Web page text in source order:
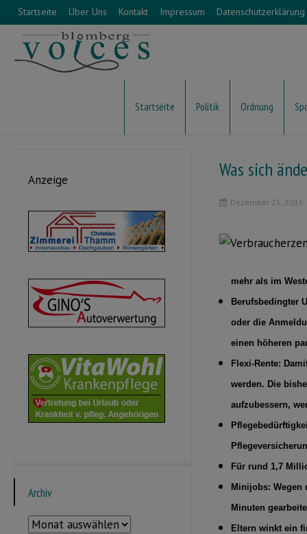
Startseite Über Uns Kontakt Impressum Datenschutzerklärung
Startseite Politik Ordnung
Was sich
Dezember 25, 2016
mehr als im
Berufsbedingter
oder die
einen höheren
Flexi-Rente:
werden. Die
aufzubessern,
Für rund 1,7
Minijobs: Wegen
Minuten
Eltern winkt ein
Anzeige
Archiv
Archiv